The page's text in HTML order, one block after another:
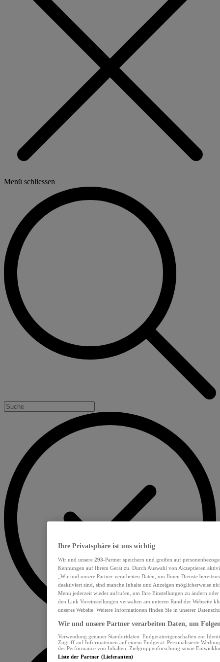
Menü schliessen
Ihre Privatsphäre ist uns wichtig
Wir und unsere 293-Partner speichern und greifen auf
Kennungen auf Ihrem Gerät zu. Durch Auswahl von Akzeptieren
„Wir und unsere Partner verarbeiten Daten, um Ihnen Dienste
deaktiviert sind, sind manche Inhalte und Anzeigen möglicherweise
Menü jederzeit wieder aufrufen, um Ihre Einstellungen zu ändern
den Link Voreinstellungen verwalten am unteren Rand der Webseite
unseres Website. Weitere Informationen finden Sie in unserer
Wir und unsere Partner verarbeiten Daten, um
Verwendung genauer Standortdaten. Endgeräteeigenschaften zur
Zugriff auf Informationen auf einem Endgerät. Personalisierte
der Performance von Inhalten, Zielgruppenforschung sowie
Liste der Partner (Lieferanten)